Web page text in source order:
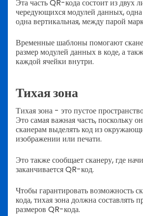
Эта часть QR-кода состоит из двух
чередующихся модулей данных, одна
одна вертикальная, между парой
Временные шаблоны помогают
размер модулей данных в коде, а
каждой ячейки внутри.
Тихая зона
Тихая зона - это пустое
Это самая важная часть, поскольку
сканерам выделять код из
изображении или печати.
Это также сообщает сканеру, где
заканчивается QR-код.
Чтобы гарантировать возможность
кода, тихая зона должна составлять
размеров QR-кода.